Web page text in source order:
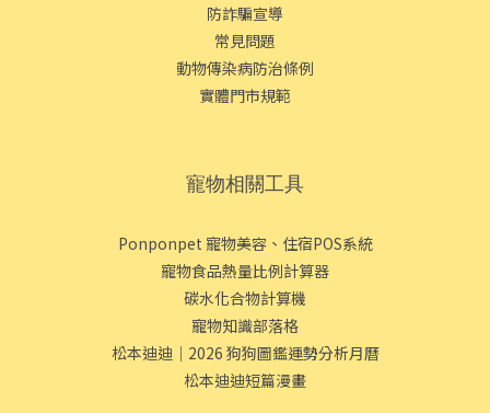
防詐騙宣導
常見問題
動物傳染病防治條例
實體門市規範
寵物相關工具
Ponponpet 寵物美容、住宿POS系統
寵物食品熱量比例計算器
碳水化合物計算機
寵物知識部落格
松本迪迪｜2026 狗狗圖鑑運勢分析月曆
松本迪迪短篇漫畫